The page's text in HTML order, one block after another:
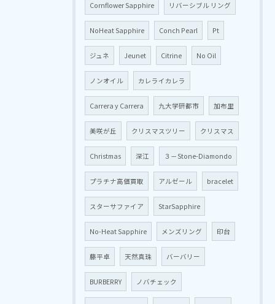
Cornflower Sapphire リバーシブル リング
NoHeat Sapphire Conch Pearl Pt
ジュネ Jeunet Citrine No Oil
ノンオイル カレライカレラ
Carrera y Carrera 九大学研都市 加布里
美咲が丘 クリスマスツリー クリスマス
Christmas 深江 ３－Stone-Diamondo
プラチナ高価買取 アルゼール bracelet
スターサファイア StarSapphire
No-Heat Sapphire メンズリング 印台
藤平卓 天然真珠 バーバリー
BURBERRY ノバチェック